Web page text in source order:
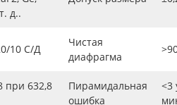
д..
10 С/Д
Чистая
диафрагма
при 632,8
Пирамидальная
ошибка
<3